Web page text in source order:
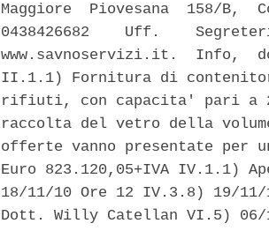
Maggiore  Piovesana  158/B,
0438426682    Uff.
www.savnoservizi.it.  Info,
II.1.1) Fornitura di
rifiuti, con capacita' pari a
raccolta del vetro della
offerte vanno presentate
Euro 823.120,05+IVA IV.1.1)
18/11/10 Ore 12 IV.3.8) 19/
Dott. Willy Catellan VI.5)